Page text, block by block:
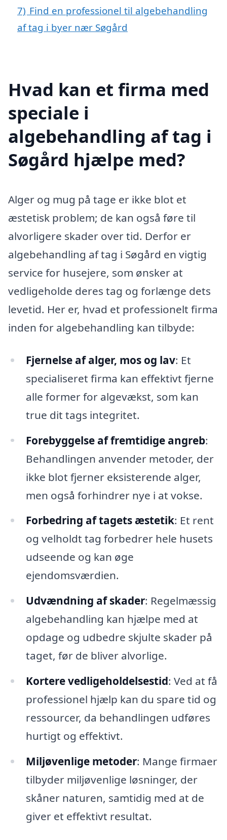
7) Find en professionel til algebehandling
af tag i byer nær Søgård
Hvad kan et firma med
speciale i
algebehandling af tag i
Søgård hjælpe med?
Alger og mug på tage er ikke blot et
æstetisk problem; de kan også føre til
alvorligere skader over tid. Derfor er
algebehandling af tag i Søgård en vigtig
service for husejere, som ønsker at
vedligeholde deres tag og forlænge dets
levetid. Her er, hvad et professionelt firma
inden for algebehandling kan tilbyde:
Fjernelse af alger, mos og lav: Et
specialiseret firma kan effektivt fjerne
alle former for algevækst, som kan
true dit tags integritet.
Forebyggelse af fremtidige angreb:
Behandlingen anvender metoder, der
ikke blot fjerner eksisterende alger,
men også forhindrer nye i at vokse.
Forbedring af tagets æstetik: Et rent
og velholdt tag forbedrer hele husets
udseende og kan øge
ejendomsværdien.
Udvændning af skader: Regelmæssig
algebehandling kan hjælpe med at
opdage og udbedre skjulte skader på
taget, før de bliver alvorlige.
Kortere vedligeholdelsestid: Ved at få
professionel hjælp kan du spare tid og
ressourcer, da behandlingen udføres
hurtigt og effektivt.
Miljøvenlige metoder: Mange firmaer
tilbyder miljøvenlige løsninger, der
skåner naturen, samtidig med at de
giver et effektivt resultat.